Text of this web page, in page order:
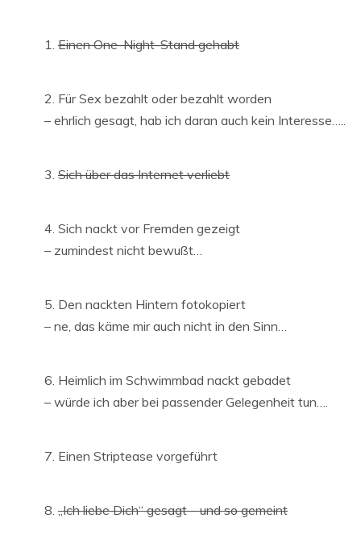
Einen One-Night-Stand gehabt
Für Sex bezahlt oder bezahlt worden
– ehrlich gesagt, hab ich daran auch kein Interesse…..
Sich über das Internet verliebt
Sich nackt vor Fremden gezeigt
– zumindest nicht bewußt…
Den nackten Hintern fotokopiert
– ne, das käme mir auch nicht in den Sinn…
Heimlich im Schwimmbad nackt gebadet
– würde ich aber bei passender Gelegenheit tun….
Einen Striptease vorgeführt
„Ich liebe Dich“ gesagt – und so gemeint